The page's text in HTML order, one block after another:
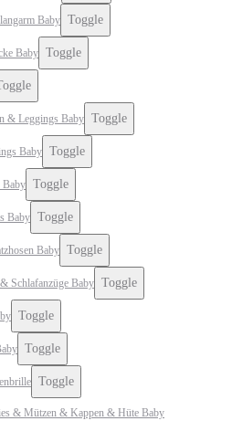
Baby Toggle
Baby Toggle
& Leggings Baby Toggle
Baby Toggle
Baby Toggle
Baby Toggle
Baby Toggle
Schlafanzüge Baby Toggle
Toggle
Toggle
Toggle
& Mützen & Kappen & Hüte Baby